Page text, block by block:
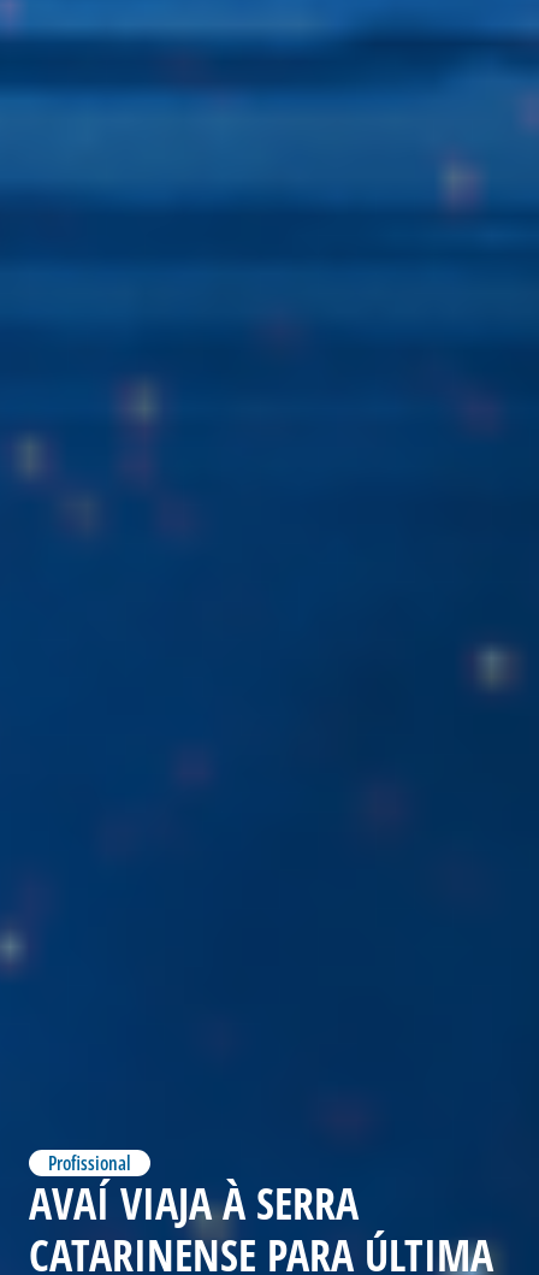
Profissional
AVAÍ VIAJA À SERRA
CATARINENSE PARA ÚLTIMA